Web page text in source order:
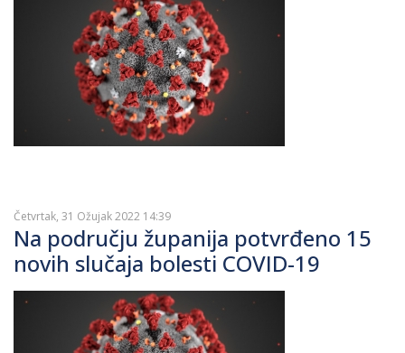
Četvrtak, 31 Ožujak 2022 14:39
Na području županija potvrđeno 15
novih slučaja bolesti COVID-19